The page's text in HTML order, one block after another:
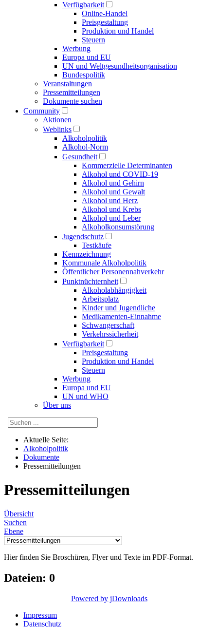
Verfügbarkeit
Online-Handel
Preisgestaltung
Produktion und Handel
Steuern
Werbung
Europa und EU
UN und Welt­gesundheits­organisation
Bundespolitik
Veranstaltungen
Presse­mitteilungen
Dokumente suchen
Community
Aktionen
Weblinks
Alkoholpolitik
Alkohol-Norm
Gesundheit
Kommerzielle Determinanten
Alkohol und COVID-19
Alkohol und Gehirn
Alkohol und Gewalt
Alkohol und Herz
Alkohol und Krebs
Alkohol und Leber
Alkoholkonsumstörung
Jugendschutz
Testkäufe
Kennzeichnung
Kommunale Alkoholpolitik
Öffentlicher Personennahverkehr
Punktnüchternheit
Alkoholabhängigkeit
Arbeitsplatz
Kinder und Jugendliche
Medikamenten-Einnahme
Schwangerschaft
Verkehrssicherheit
Verfügbarkeit
Preisgestaltung
Produktion und Handel
Steuern
Werbung
Europa und EU
UN und WHO
Über uns
Aktuelle Seite:
Alkoholpolitik
Dokumente
Presse­mitteilungen
Presse­mitteilungen
Übersicht
Suchen
Ebene
Hier finden Sie Broschüren, Flyer und Texte im PDF-Format.
Dateien: 0
Powered by jDownloads
Impressum
Datenschutz